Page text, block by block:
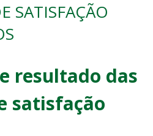
SATISFAÇÃO
resultado das
satisfação